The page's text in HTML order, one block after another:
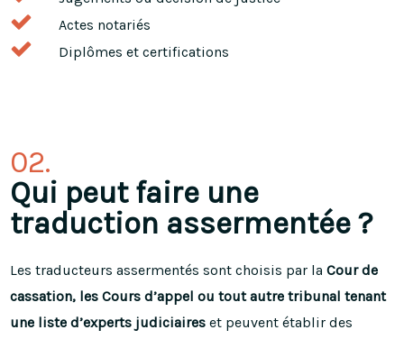
Actes notariés
Diplômes et certifications
02.
Qui peut faire une
traduction assermentée ?
Les traducteurs assermentés sont choisis par laCour de
cassation, les Cours d’appel ou tout autre tribunal tenant
une liste d’experts judiciaires et peuvent établir des